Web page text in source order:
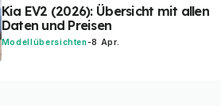
Kia EV2 (2026): Übersicht mit allen
Daten und Preisen
Modellübersichten -8 Apr.